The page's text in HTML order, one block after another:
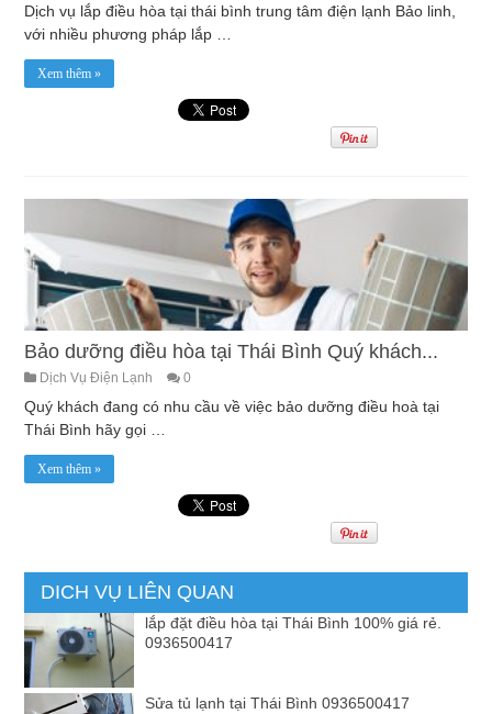
Dịch vụ lắp điều hòa tại thái bình trung tâm điện lạnh Bảo linh,
với nhiều phương pháp lắp …
Xem thêm »
Bảo dưỡng điều hòa tại Thái Bình Quý khách...
Dịch Vụ Điện Lạnh 0
Quý khách đang có nhu cầu về việc bảo dưỡng điều hoà tại
Thái Bình hãy gọi …
Xem thêm »
DICH VỤ LIÊN QUAN
lắp đặt điều hòa tại Thái Bình 100% giá rẻ.
0936500417
Sửa tủ lạnh tại Thái Bình 0936500417